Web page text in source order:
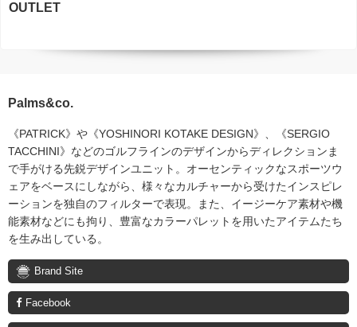
OUTLET
Palms&co.
《PATRICK》や《YOSHINORI KOTAKE DESIGN》、《SERGIO
TACCHINI》などのゴルフラインのデザインからディレクションま
で手がける先鋭デザインユニット。オーセンティックなスポーツウ
ェアをベースにしながら、様々なカルチャーから受けたインスピレ
ーションを独自のフィルターで表現。また、イージーケア素材や機
能素材などにも拘り、豊富なカラーパレットを用いたアイテムたち
を生み出している。
Brand Site
Facebook